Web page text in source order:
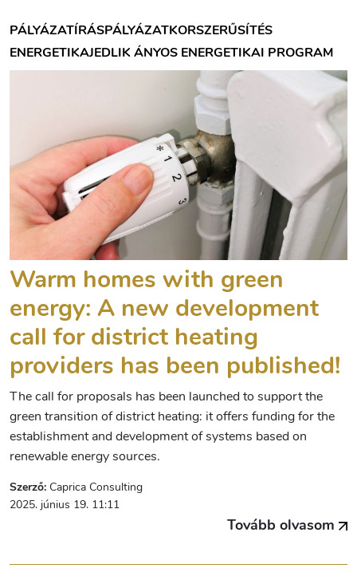
PÁLYÁZATÍRÁSPÁLYÁZATKORSZERŰSÍTÉS
ENERGETIKAJEDLIK ÁNYOS ENERGETIKAI PROGRAM
Warm homes with green
energy: A new development
call for district heating
providers has been published!
The call for proposals has been launched to support the
green transition of district heating: it offers funding for the
establishment and development of systems based on
renewable energy sources.
Szerző: Caprica Consulting
2025. június 19. 11:11
Tovább olvasom